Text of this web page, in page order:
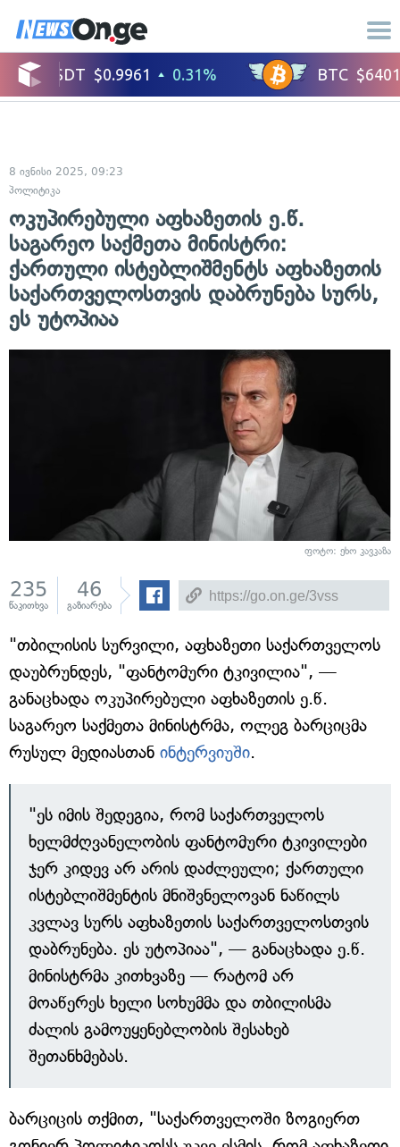
8 ივნისი 2025, 09:23
პოლიტიკა
ოკუპირებული აფხაზეთის ე.წ.
საგარეო საქმეთა მინისტრი:
ქართული ისტებლიშმენტს აფხაზეთის
საქართველოსთვის დაბრუნება სურს,
ეს უტოპიაა
ფოტო: ეხო კავკაზა
235
წაკითხვა
46
გაზიარება
"თბილისის სურვილი, აფხაზეთი საქართველოს
დაუბრუნდეს, "ფანტომური ტკივილია", —
განაცხადა ოკუპირებული აფხაზეთის ე.წ.
საგარეო საქმეთა მინისტრმა, ოლეგ ბარციცმა
რუსულ მედიასთან ინტერვიუში.
"ეს იმის შედეგია, რომ საქართველოს
ხელმძღვანელობის ფანტომური ტკივილები
ჯერ კიდევ არ არის დაძლეული; ქართული
ისტებლიშმენტის მნიშვნელოვან ნაწილს
კვლავ სურს აფხაზეთის საქართველოსთვის
დაბრუნება. ეს უტოპიაა", — განაცხადა ე.წ.
მინისტრმა კითხვაზე — რატომ არ
მოაწერეს ხელი სოხუმმა და თბილისმა
ძალის გამოუყენებლობის შესახებ
შეთანხმებას.
ბარციცის თქმით, "საქართველოში ზოგიერთ